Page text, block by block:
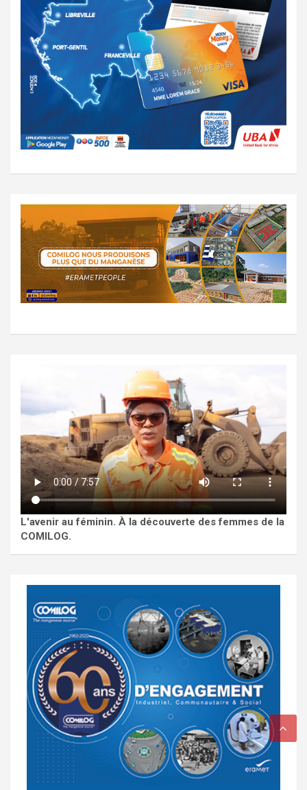
L'avenir au féminin. À la découverte des femmes de la
COMILOG.